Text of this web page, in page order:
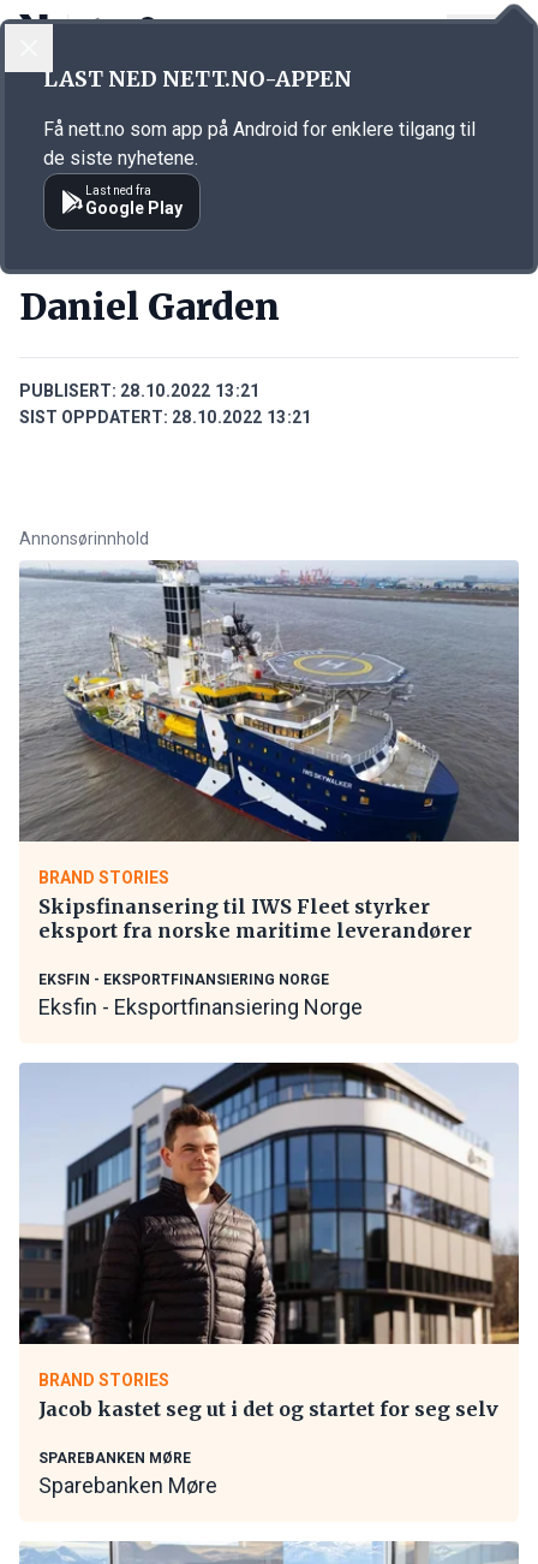
Annonsørinnhold
Daniel Garden
PUBLISERT: 28.10.2022 13:21
SIST OPPDATERT: 28.10.2022 13:21
Annonsørinnhold
BRAND STORIES
Skipsfinansering til IWS Fleet styrker
eksport fra norske maritime leverandører
EKSFIN - EKSPORTFINANSIERING NORGE
Eksfin - Eksportfinansiering Norge
BRAND STORIES
Jacob kastet seg ut i det og startet for seg selv
SPAREBANKEN MØRE
Sparebanken Møre
LAST NED NETT.NO-APPEN
Få nett.no som app på Android for enklere tilgang til
de siste nyhetene.
Last ned fra
Google Play